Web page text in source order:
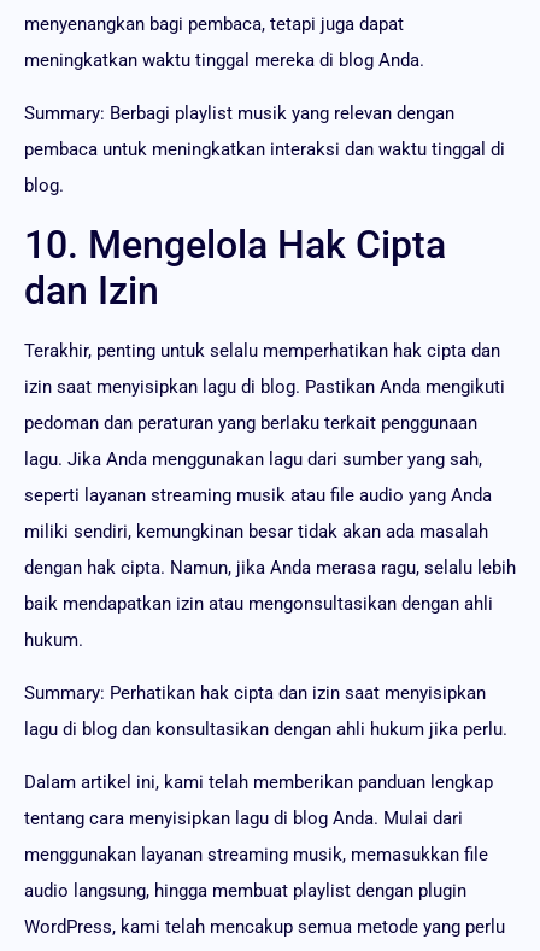
menyenangkan bagi pembaca, tetapi juga dapat
meningkatkan waktu tinggal mereka di blog Anda.
Summary: Berbagi playlist musik yang relevan dengan
pembaca untuk meningkatkan interaksi dan waktu tinggal di
blog.
10. Mengelola Hak Cipta
dan Izin
Terakhir, penting untuk selalu memperhatikan hak cipta dan
izin saat menyisipkan lagu di blog. Pastikan Anda mengikuti
pedoman dan peraturan yang berlaku terkait penggunaan
lagu. Jika Anda menggunakan lagu dari sumber yang sah,
seperti layanan streaming musik atau file audio yang Anda
miliki sendiri, kemungkinan besar tidak akan ada masalah
dengan hak cipta. Namun, jika Anda merasa ragu, selalu lebih
baik mendapatkan izin atau mengonsultasikan dengan ahli
hukum.
Summary: Perhatikan hak cipta dan izin saat menyisipkan
lagu di blog dan konsultasikan dengan ahli hukum jika perlu.
Dalam artikel ini, kami telah memberikan panduan lengkap
tentang cara menyisipkan lagu di blog Anda. Mulai dari
menggunakan layanan streaming musik, memasukkan file
audio langsung, hingga membuat playlist dengan plugin
WordPress, kami telah mencakup semua metode yang perlu